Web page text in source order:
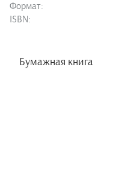
Формат:
ISBN:
Бумажная книга